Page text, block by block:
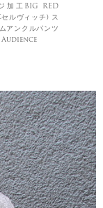
加工BIG RED
ルヴィッチ) ス
アンクルパンツ
Audience